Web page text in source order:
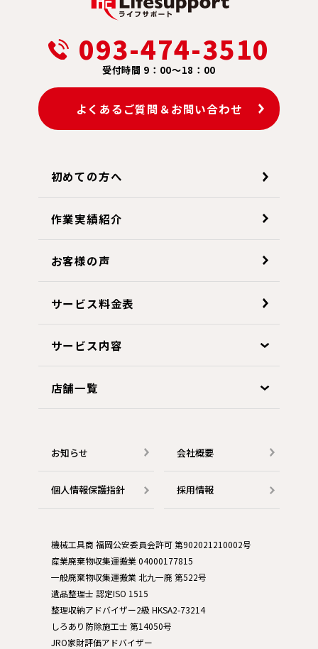
093-474-3510
受付時間 9：00～18：00
よくあるご質問＆お問い合わせ
初めての方へ
作業実績紹介
お客様の声
サービス料金表
サービス内容
店舗一覧
お知らせ 会社概要
個人情報保護指針 採用情報
機械工具商 福岡公安委員会許可 第902021210002号
産業廃棄物収集運搬業 04000177815
一般廃棄物収集運搬業 北九一廃 第522号
遺品整理士 認定ISO 1515
整理収納アドバイザー2級 HKSA2-73214
しろあり防除施工士 第14050号
JRO家財評価アドバイザー